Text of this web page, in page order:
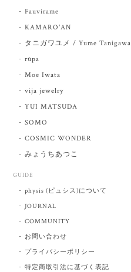
Fauvirame
KAMARO'AN
タニガワユメ / Yume Tanigawa
rūpa
Moe Iwata
vija jewelry
YUI MATSUDA
SOMO
COSMIC WONDER
みょうちあつこ
GUIDE
physis (ピュシス)について
JOURNAL
COMMUNITY
お問い合わせ
プライバシーポリシー
特定商取引法に基づく表記